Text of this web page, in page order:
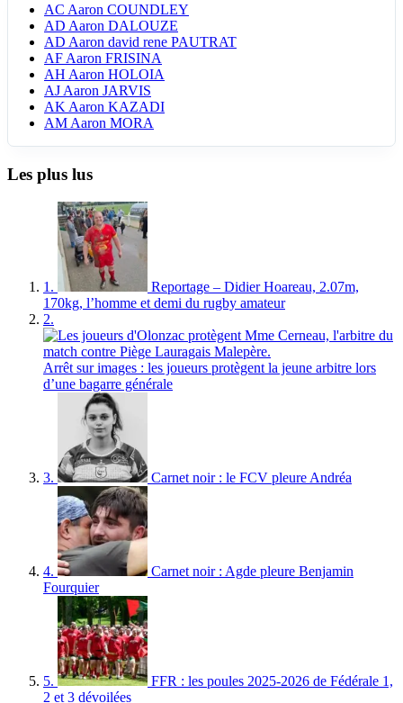
AC Aaron COUNDLEY
AD Aaron DALOUZE
AD Aaron david rene PAUTRAT
AF Aaron FRISINA
AH Aaron HOLOIA
AJ Aaron JARVIS
AK Aaron KAZADI
AM Aaron MORA
Les plus lus
1.
Reportage – Didier Hoareau, 2.07m,
170kg, l’homme et demi du rugby amateur
2.
Arrêt sur images : les joueurs protègent la jeune arbitre lors
d’une bagarre générale
3. Carnet noir : le FCV pleure Andréa
4.
Carnet noir : Agde pleure Benjamin
Fourquier
5.
FFR : les poules 2025-2026 de Fédérale 1,
2 et 3 dévoilées